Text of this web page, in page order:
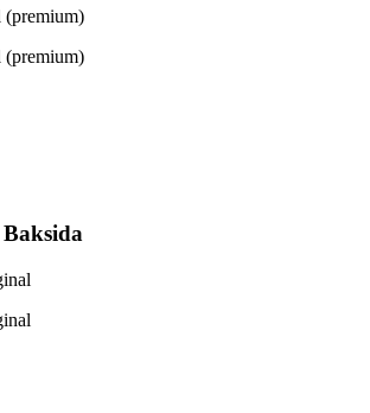
(premium)
(premium)